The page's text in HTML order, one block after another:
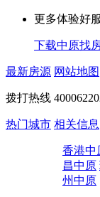
更多体验好
下载中原找
最新房源 网站地图
拨打热线
热门城市 相关信息
香港中
昌中原
州中原